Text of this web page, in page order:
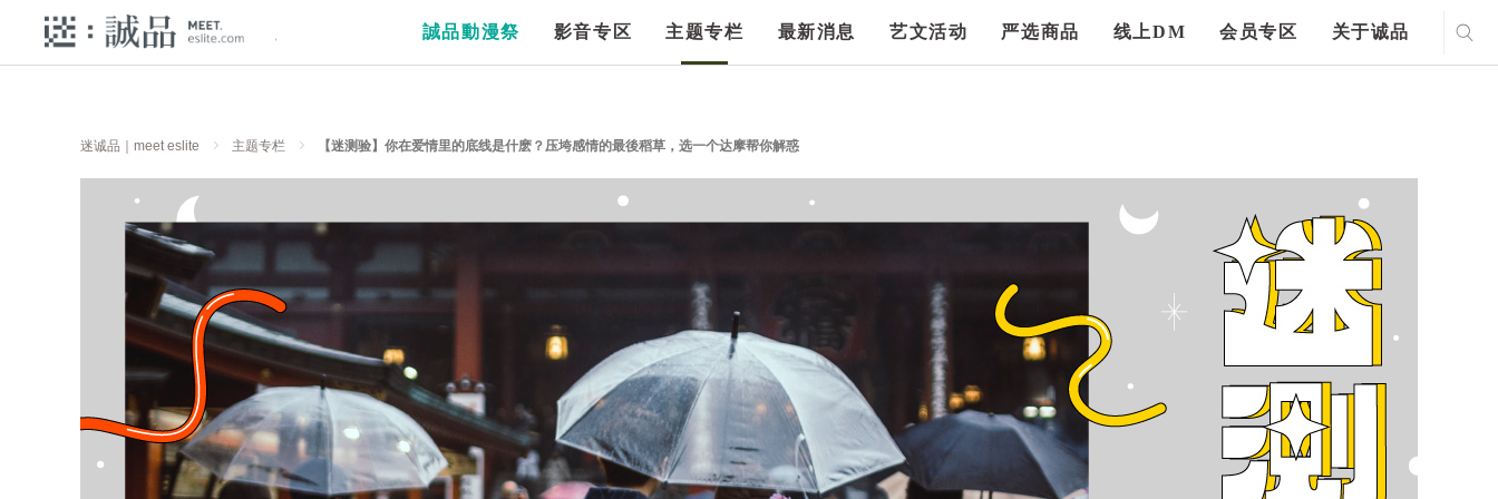
誠品動漫祭 影音专区 主题专栏 最新消息 艺文活动 严选商品 线上DM 会员专区 关于诚品
迷诚品｜meet eslite 主题专栏 【迷测验】你在爱情里的底线是什麽？压垮感情的最後稻草，选一个达摩帮你解惑